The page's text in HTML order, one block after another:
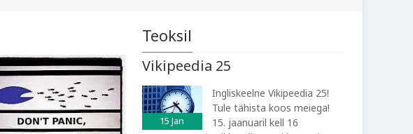
Teoksil
Vikipeedia 25
15 Jan
Ingliskeelne Vikipeedia 25!
Tule tähista koos meiega!
15. jaanuaril kell 16